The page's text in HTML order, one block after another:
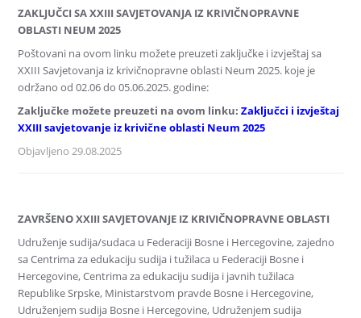
ZAKLJUČCI SA XXIII SAVJETOVANJA IZ KRIVIČNOPRAVNE
OBLASTI NEUM 2025
Poštovani na ovom linku možete preuzeti zaključke i izvještaj sa
XXIII Savjetovanja iz krivičnopravne oblasti Neum 2025. koje je
održano od 02.06 do 05.06.2025. godine:
Zaključke možete preuzeti na ovom linku:Zaključci i izvještaj
XXIII savjetovanje iz krivične oblasti Neum 2025
Objavljeno 29.08.2025
ZAVRŠENO XXIII SAVJETOVANJE IZ KRIVIČNOPRAVNE OBLASTI
Udruženje sudija/sudaca u Federaciji Bosne i Hercegovine, zajedno
sa Centrima za edukaciju sudija i tužilaca u Federaciji Bosne i
Hercegovine, Centrima za edukaciju sudija i javnih tužilaca
Republike Srpske, Ministarstvom pravde Bosne i Hercegovine,
Udruženjem sudija Bosne i Hercegovine, Udruženjem sudija